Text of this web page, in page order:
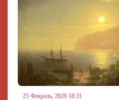
25 Февраль, 2026 18:31